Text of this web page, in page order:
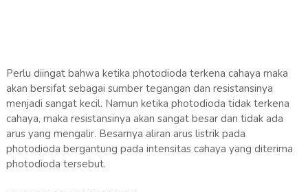
Perlu diingat bahwa ketika photodioda terkena cahaya maka
akan bersifat sebagai sumber tegangan dan resistansinya
menjadi sangat kecil. Namun ketika photodioda tidak terkena
cahaya, maka resistansinya akan sangat besar dan tidak ada
arus yang mengalir. Besarnya aliran arus listrik pada
photodioda bergantung pada intensitas cahaya yang diterima
photodioda tersebut.